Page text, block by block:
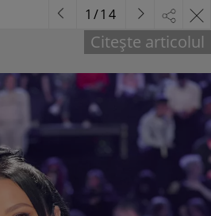
Citește articolul
1 /14